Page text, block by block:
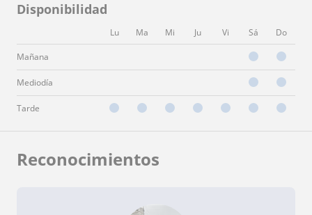
Disponibilidad
Lu Ma Mi Ju Vi Sá Do
Mañana
Mediodía
Tarde
Reconocimientos